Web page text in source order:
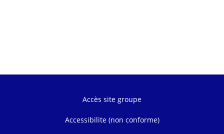
Accès site groupe
Accessibilite (non conforme)